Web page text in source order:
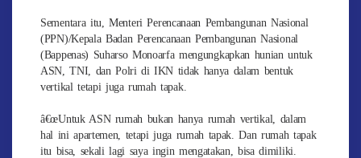
Sementara itu, Menteri Perencanaan Pembangunan Nasional
(PPN)/Kepala Badan Perencanaan Pembangunan Nasional
(Bappenas) Suharso Monoarfa mengungkapkan hunian untuk
ASN, TNI, dan Polri di IKN tidak hanya dalam bentuk
vertikal tetapi juga rumah tapak.
â€œUntuk ASN rumah bukan hanya rumah vertikal, dalam
hal ini apartemen, tetapi juga rumah tapak. Dan rumah tapak
itu bisa, sekali lagi saya ingin mengatakan, bisa dimiliki.